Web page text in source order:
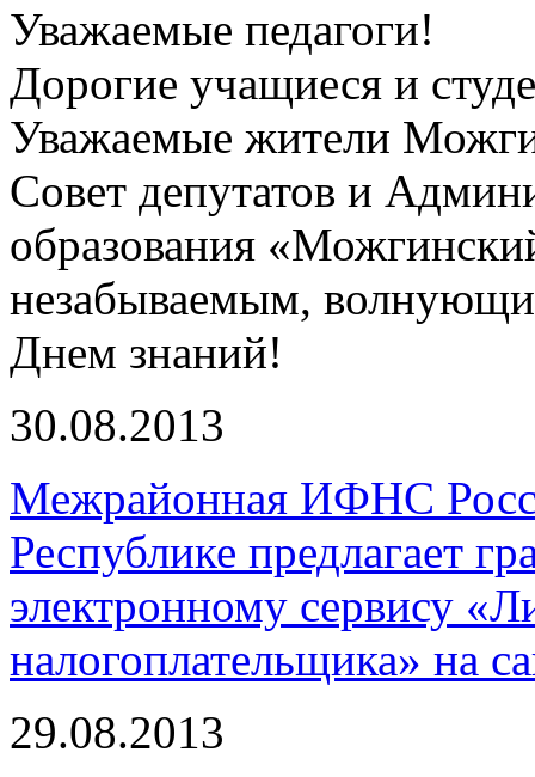
Уважаемые педагоги!
Дорогие учащиеся и
Уважаемые жители
Совет депутатов и
образования
незабываемым,
Днем знаний!
30.08.2013
Межрайонная ИФНС
Республике предлагает
электронному сервису
налогоплательщика» на
29.08.2013